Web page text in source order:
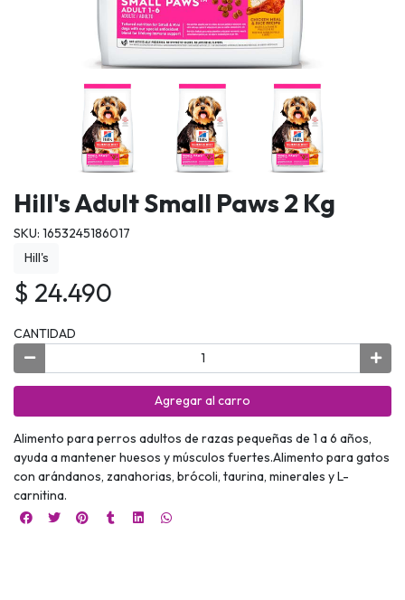
Hill's Adult Small Paws 2 Kg
SKU: 1653245186017
Hill's
$ 24.490
CANTIDAD
Agregar al carro
Alimento para perros adultos de razas pequeñas de 1 a 6 años,
ayuda a mantener huesos y músculos fuertes.Alimento para gatos
con arándanos, zanahorias, brócoli, taurina, minerales y L-
carnitina.